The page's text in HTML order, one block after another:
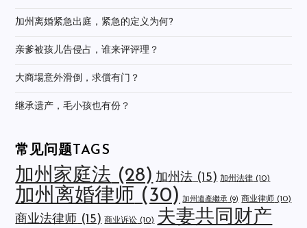
加州离婚紧急出庭，紧急的定义为何?
亲爹被孩儿告侵占，谁来评评理？
大商場意外滑倒，求償有门？
继承遗产，毛小孩也有份？
常见问题TAGS
加州家庭法 (28) 加州法 (15) 加州法律 (10)
加州离婚律师 (30) 加州遺產繼承 (9) 商业律师 (10)
商业法律师 (15) 商业诉讼 (10) 夫妻共同财产